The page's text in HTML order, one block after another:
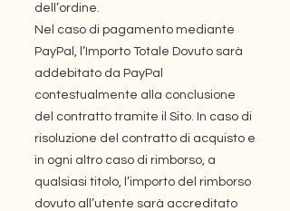
dell’ordine.
Nel caso di pagamento mediante
PayPal, l’Importo Totale Dovuto sarà
addebitato da PayPal
contestualmente alla conclusione
del contratto tramite il Sito. In caso di
risoluzione del contratto di acquisto e
in ogni altro caso di rimborso, a
qualsiasi titolo, l’importo del rimborso
dovuto all’utente sarà accreditato